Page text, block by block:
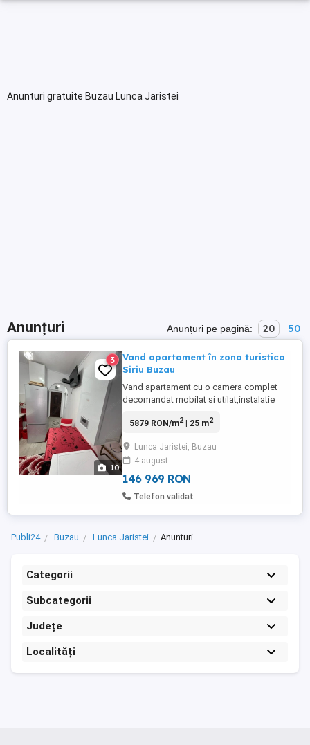
Anunturi gratuite Buzau Lunca Jaristei
Anunțuri Anunțuri pe pagină: 20 50
10
3
Vand apartament în zona turistica
Siriu Buzau
Vand apartament cu o camera complet
decomandat mobilat si utilat,instalatie
380v,instalatie apa pe cupru,geamuri si uși
noua,lustre cu telecomanda,etc,bloc
anvelopat anul trecut,acoperis bloc
schimbat acum 4 ani.apatamentul ...
5879 RON/m2| 25 m2
Lunca Jaristei, Buzau
4 august
146 969 RON
Telefon validat
Publi24 Buzau Lunca Jaristei Anunturi
Categorii
Subcategorii
Județe
Localități